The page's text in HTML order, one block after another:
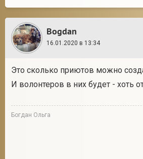
Bogdan
16.01.2020 в 13:34
Это сколько приютов можно
И волонтеров в них будет - хоть
Богдан Ольга